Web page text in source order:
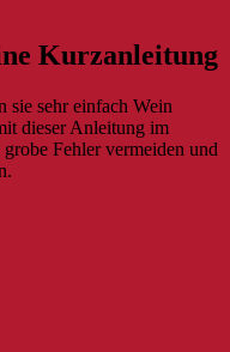
Kurzanleitung
sie sehr einfach Wein
dieser Anleitung im
Fehler vermeiden und